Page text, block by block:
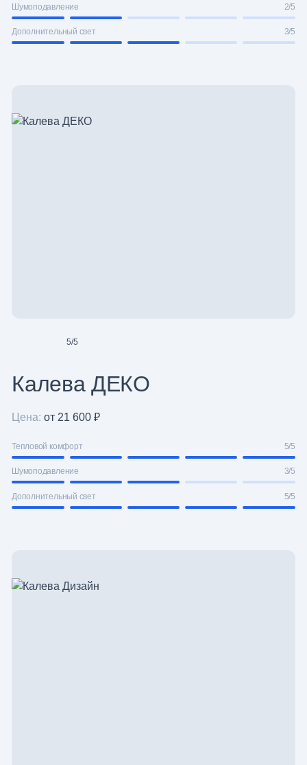
Шумоподавление 2/5
Дополнительный свет 3/5
5/5
Калева ДЕКО
Цена: от 21 600 ₽
Тепловой комфорт 5/5
Шумоподавление 3/5
Дополнительный свет 5/5